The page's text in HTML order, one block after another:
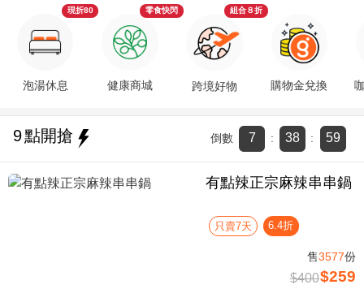
泡湯休息
現折80
健康商城
零食快閃
跨境好物
組合８折
購物金兌換
9點開搶 倒數 7 : 38 : 58
有點辣正宗麻辣串串鍋
只賣7天 6.4折
售3577份
$400$259